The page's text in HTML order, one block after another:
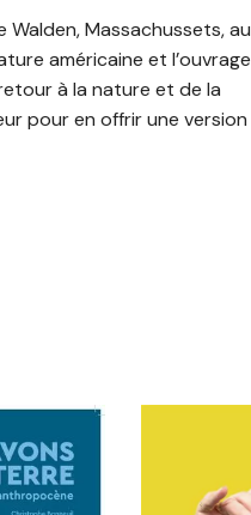
Massachussets, au
américaine et l’ouvrage
à la nature et de la
pour en offrir une version